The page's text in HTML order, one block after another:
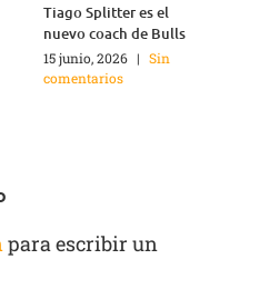
Tiago Splitter es el
nuevo coach de Bulls
15 junio, 2026 | Sin
comentarios
para escribir un